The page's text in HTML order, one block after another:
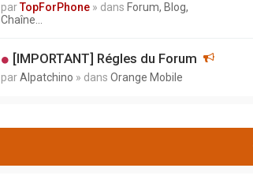
parTopForPhone » dans Forum, Blog,
Chaîne...
[IMPORTANT] Régles du Forum
parAlpatchino » dans Orange Mobile